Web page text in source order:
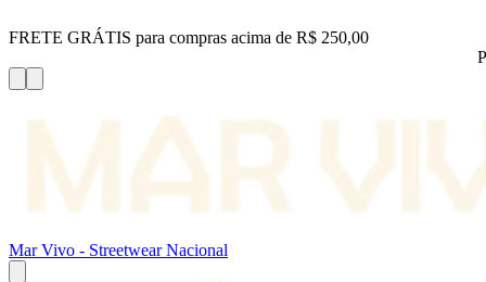
FRETE GRÁTIS para compras acima de R$ 250,00
Mar Vivo - Streetwear Nacional